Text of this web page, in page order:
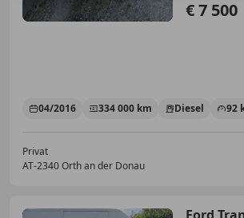
€ 7 500
04/2016 334 000 km Diesel 92
Privat
AT-2340 Orth an der Donau
Ford